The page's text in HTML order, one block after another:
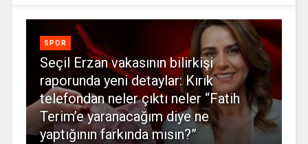
SPOR
Seçil Erzan vakasının bilirkişi
raporunda yeni detaylar: Kırık
telefondan neler çıktı neler “Fatih
Terim’e yaranacağım diye ne
yaptığının farkında mısın?”